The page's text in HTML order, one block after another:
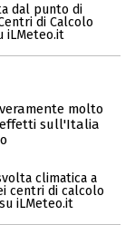
dal punto di
di Calcolo
iLMeteo.it
molto
effetti sull'Italia
climatica a
centri di calcolo
iLMeteo.it